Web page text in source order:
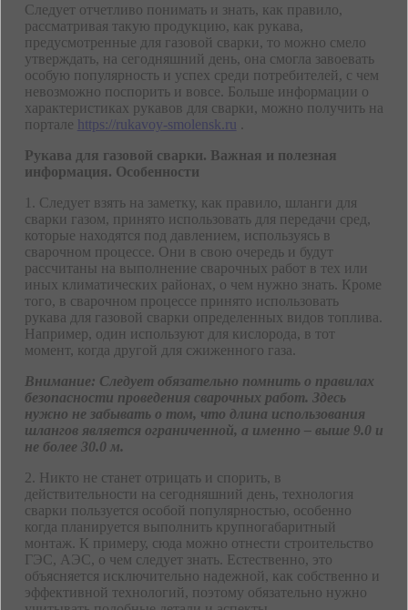
Следует отчетливо понимать и знать, как правило,
рассматривая такую продукцию, как рукава,
предусмотренные для газовой сварки, то можно смело
утверждать, на сегодняшний день, она смогла завоевать
особую популярность и успех среди потребителей, с чем
невозможно поспорить и вовсе. Больше информации о
характеристиках рукавов для сварки, можно получить на
портале https://rukavoy-smolensk.ru
Рукава для газовой сварки. Важная и полезная
информация. Особенности
1. Следует взять на заметку, как правило, шланги для
сварки газом, принято использовать для передачи сред,
которые находятся под давлением, используясь в
сварочном процессе. Они в свою очередь и будут
рассчитаны на выполнение сварочных работ в тех или
иных климатических районах, о чем нужно знать. Кроме
того, в сварочном процессе принято использовать
рукава для газовой сварки определенных видов топлива.
Например, один используют для кислорода, в тот
момент, когда другой для сжиженного газа.
Внимание: Следует обязательно помнить о правилах
безопасности проведения сварочных работ. Здесь
нужно не забывать о том, что длина использования
шлангов является ограниченной, а именно – выше 9.0 и
не более 30.0 м.
2. Никто не станет отрицать и спорить, в
действительности на сегодняшний день, технология
сварки пользуется особой популярностью, особенно
когда планируется выполнить крупногабаритный
монтаж. К примеру, сюда можно отнести строительство
ГЭС, АЭС, о чем следует знать. Естественно, это
объясняется исключительно надежной, как собственно и
эффективной технологий, поэтому обязательно нужно